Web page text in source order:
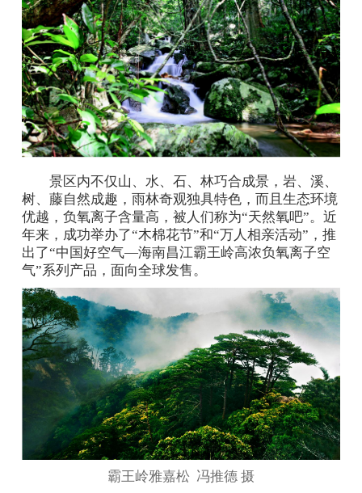
景区内不仅山、水、石、林巧合成景，岩、溪、
树、藤自然成趣，雨林奇观独具特色，而且生态环境
优越，负氧离子含量高，被人们称为“天然氧吧”。近
年来，成功举办了“木棉花节”和“万人相亲活动”，推
出了“中国好空气—海南昌江霸王岭高浓负氧离子空
气”系列产品，面向全球发售。
霸王岭雅嘉松 冯推德 摄